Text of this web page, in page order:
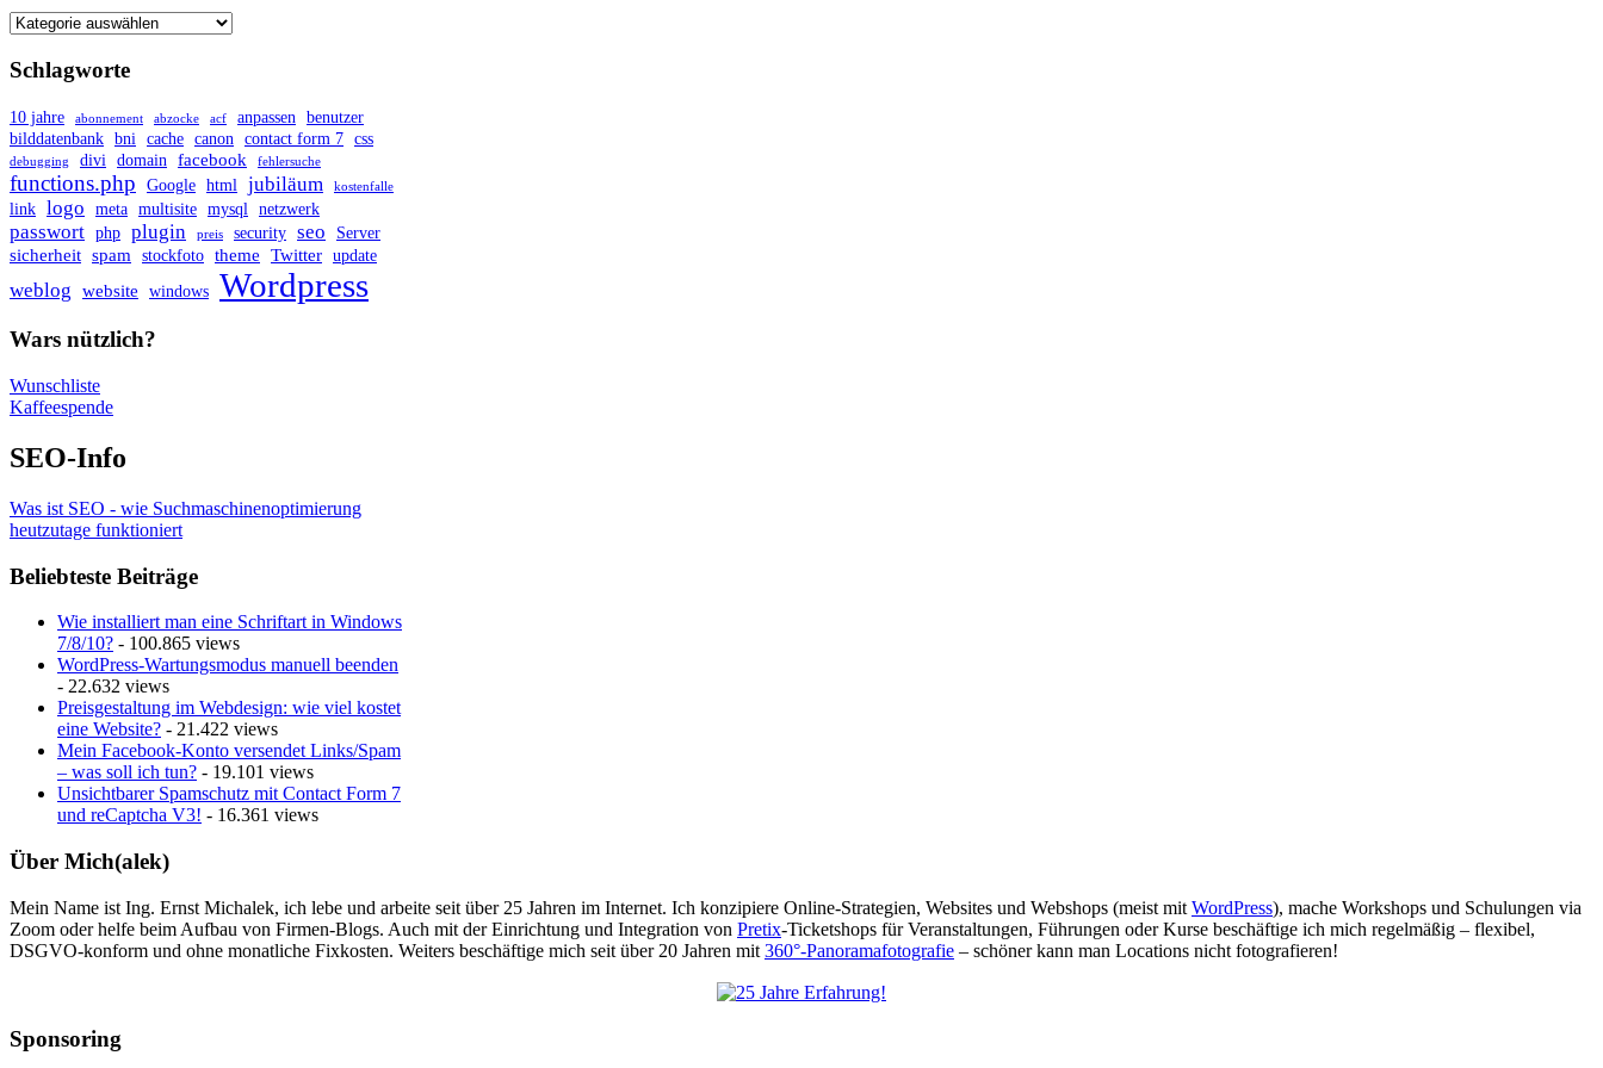
Schlagworte
10 jahre abonnement abzocke acf anpassen
benutzer
bilddatenbank bni cache canon contact form 7 css
debugging divi domain facebook fehlersuche
functions.php Google html jubiläum kostenfalle
link logo meta multisite mysql netzwerk
passwort php plugin preis security seo Server
sicherheit spam stockfoto theme Twitter update
weblog website windows Wordpress
Wars nützlich?
Wunschliste
Kaffeespende
SEO-Info
Was ist SEO - wie Suchmaschinenoptimierung
heutzutage funktioniert
Beliebteste Beiträge
Wie installiert man eine Schriftart in Windows
7/8/10? - 100.865 views
WordPress-Wartungsmodus manuell beenden
- 22.632 views
Preisgestaltung im Webdesign: wie viel kostet
eine Website? - 21.422 views
Mein Facebook-Konto versendet Links/Spam
– was soll ich tun? - 19.101 views
Unsichtbarer Spamschutz mit Contact Form 7
und reCaptcha V3! - 16.361 views
Über Mich(alek)
Mein Name ist Ing. Ernst Michalek, ich lebe und arbeite seit über 25 Jahren im Internet. Ich konzipiere Online-Strategien, Websites und Webshops (meist mit WordPress), mache Workshops und Schulungen via
Zoom oder helfe beim Aufbau von Firmen-Blogs. Auch mit der Einrichtung und Integration von Pretix-Ticketshops für Veranstaltungen, Führungen oder Kurse beschäftige ich mich regelmäßig – flexibel,
DSGVO-konform und ohne monatliche Fixkosten. Weiters beschäftige mich seit über 20 Jahren mit 360°-Panoramafotografie – schöner kann man Locations nicht fotografieren!
Sponsoring